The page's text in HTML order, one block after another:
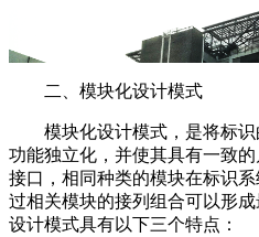
二、模块化设计模式
模块化设计模式，是将标识
功能独立化，并使其具有一致
接口，相同种类的模块在标识
过相关模块的接列组合可以形
设计模式具有以下三个特点：